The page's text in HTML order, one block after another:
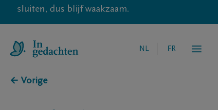
sluiten, dus blijf waakzaam.
NL FR
← Vorige